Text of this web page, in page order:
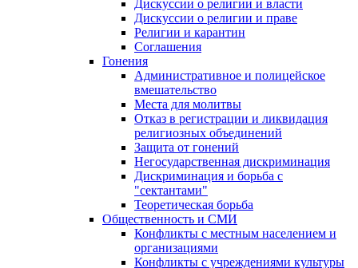
Дискуссии о религии и власти
Дискуссии о религии и праве
Религии и карантин
Соглашения
Гонения
Административное и полицейское
вмешательство
Места для молитвы
Отказ в регистрации и ликвидация
религиозных объединений
Защита от гонений
Негосударственная дискриминация
Дискриминация и борьба с
"сектантами"
Теоретическая борьба
Общественность и СМИ
Конфликты с местным населением и
организациями
Конфликты с учреждениями культуры